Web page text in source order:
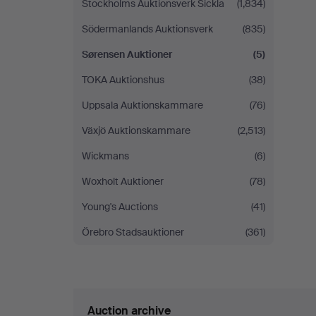
Stockholms Auktionsverk Sickla
(1,834)
Södermanlands Auktionsverk
(835)
Sørensen Auktioner
(5)
TOKA Auktionshus
(38)
Uppsala Auktionskammare
(76)
Växjö Auktionskammare
(2,513)
Wickmans
(6)
Woxholt Auktioner
(78)
Young's Auctions
(41)
Örebro Stadsauktioner
(361)
Auction archive